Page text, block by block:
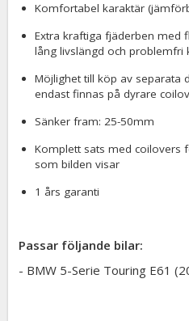
Komfortabel karaktär
Extra kraftiga fjäderben med
lång livslängd och problemfri
Möjlighet till köp av separata
endast finnas på dyrare
Sänker fram: 25-50mm
Komplett sats med coilovers
som bilden visar
1 års garanti
Passar följande bilar:
​- BMW 5-Serie Touring E61